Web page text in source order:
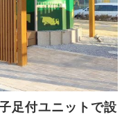
足付ユニットで設